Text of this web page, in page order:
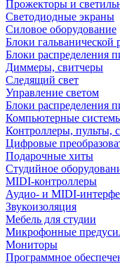
Прожекторы и
Светодиодные экраны
Силовое оборудование
Блоки гальванической
Блоки распределения
Диммеры, свитчеры
Следящий свет
Управление светом
Блоки распределения
Компьютерные
Контроллеры, пульты,
Цифровые
Подарочные хиты
Студийное
MIDI-контроллеры
Аудио- и MIDI-
Звукоизоляция
Мебель для студии
Микрофонные
Мониторы
Программное